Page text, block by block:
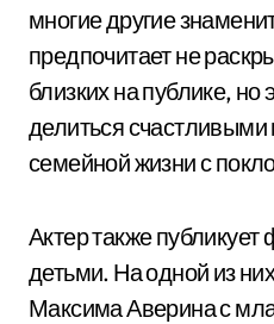
многие другие
предпочитает не
близких на публике,
делиться
семейной жизни с
Актер также
детьми. На одной из
Максима Аверина с